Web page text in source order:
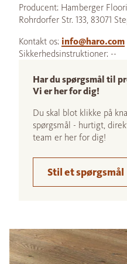
Producent: Hamberger
Rohrdorfer Str. 133, 83071
Kontakt os: info@haro.com
Sikkerhedsinstruktioner: --
Har du spørgsmål til
Vi er her for dig!
Du skal blot klikke på
spørgsmål - hurtigt,
team er her for dig!
Stil et spørgsmål